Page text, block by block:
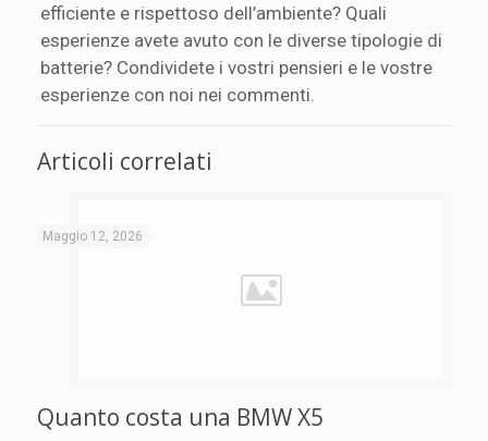
efficiente e rispettoso dell’ambiente? Quali
esperienze avete avuto con le diverse tipologie di
batterie? Condividete i vostri pensieri e le vostre
esperienze con noi nei commenti.
Articoli correlati
Maggio 12, 2026
Quanto costa una BMW X5